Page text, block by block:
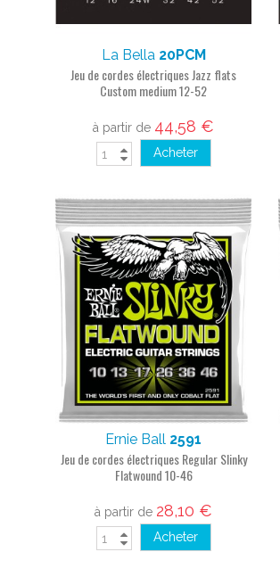
La Bella 20PCM
Jeu de cordes électriques Jazz flats
Custom medium 12-52
à partir de 44,58 €
Acheter
Ernie Ball 2591
Jeu de cordes électriques Regular Slinky
Flatwound 10-46
à partir de 28,10 €
Acheter